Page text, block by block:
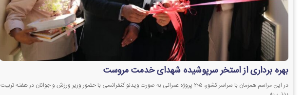
بهره برداری از استخر سرپوشیده شهدای خدمت مروست
در این مراسم همزمان با سراسر کشور، ۲۰۵ پروژه عمرانی به صورت ویدئو کنفرانسی با حضور وزیر ورزش و جوانان در هفته تربیت